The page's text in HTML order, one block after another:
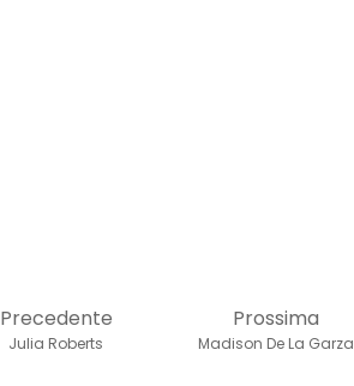
Prossima
Madison De La Garza
Precedente
Julia Roberts